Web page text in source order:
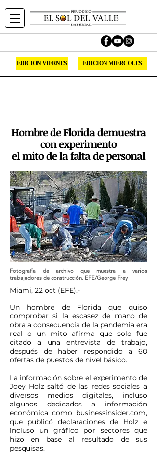
EDICIÓN VIERNES EDICION MIERCOLES
Hombre de Florida demuestra
con experimento
el mito de la falta de personal
Fotografía de archivo que muestra a varios
trabajadores de construcción. EFE/George Frey
Miami, 22 oct (EFE).-
Un hombre de Florida que quiso
comprobar si la escasez de mano de
obra a consecuencia de la pandemia era
real o un mito afirma que solo fue
citado a una entrevista de trabajo,
después de haber respondido a 60
ofertas de puestos de nivel básico.
La información sobre el experimento de
Joey Holz saltó de las redes sociales a
diversos medios digitales, incluso
algunos dedicados a información
económica como businessinsider.com,
que publicó declaraciones de Holz e
incluso un gráfico por sectores que
hizo en base al resultado de sus
pesquisas.